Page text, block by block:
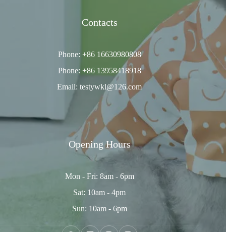
Contacts
Phone: +86 16630980808
Phone: +86 13958418918
Email: testywkl@126.com
Opening Hours
Mon - Fri: 8am - 6pm
Sat: 10am - 4pm
Sun: 10am - 6pm